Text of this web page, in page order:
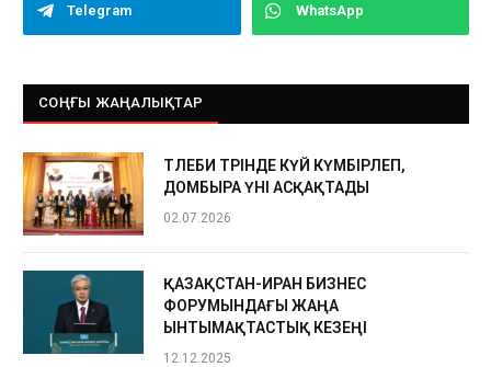
Telegram WhatsApp
СОҢҒЫ ЖАҢАЛЫҚТАР
ТӨЛЕБИ ТӨРІНДЕ КҮЙ КҮМБІРЛЕП,
ДОМБЫРА ҮНІ АСҚАҚТАДЫ
02.07.2026
ҚАЗАҚСТАН-ИРАН БИЗНЕС
ФОРУМЫНДАҒЫ ЖАҢА
ЫНТЫМАҚТАСТЫҚ КЕЗЕҢІ
12.12.2025